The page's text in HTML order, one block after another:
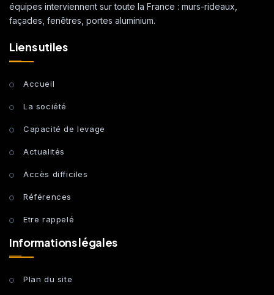
équipes interviennent sur toute la France : murs-rideaux,
façades, fenêtres, portes aluminium.
Liens utiles
Accueil
La société
Capacité de levage
Actualités
Accès difficiles
Références
Etre rappelé
Informations légales
Plan du site